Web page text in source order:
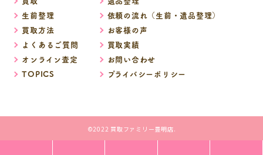
生前整理
依頼の流れ（生前・遺品整理）
買取方法
お客様の声
よくあるご質問
買取実績
オンライン査定
お問い合わせ
TOPICS
プライバシーポリシー
©2022 買取ファミリー豊明店.